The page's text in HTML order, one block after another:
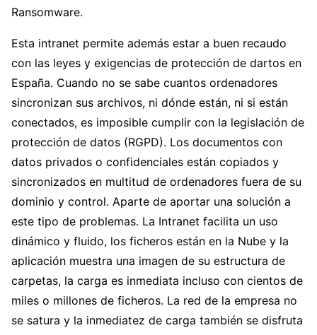
Ransomware.
Esta intranet permite además estar a buen recaudo
con las leyes y exigencias de protección de dartos en
España. Cuando no se sabe cuantos ordenadores
sincronizan sus archivos, ni dónde están, ni si están
conectados, es imposible cumplir con la legislación de
protección de datos (RGPD). Los documentos con
datos privados o confidenciales están copiados y
sincronizados en multitud de ordenadores fuera de su
dominio y control. Aparte de aportar una solución a
este tipo de problemas. La Intranet facilita un uso
dinámico y fluido, los ficheros están en la Nube y la
aplicación muestra una imagen de su estructura de
carpetas, la carga es inmediata incluso con cientos de
miles o millones de ficheros. La red de la empresa no
se satura y la inmediatez de carga también se disfruta